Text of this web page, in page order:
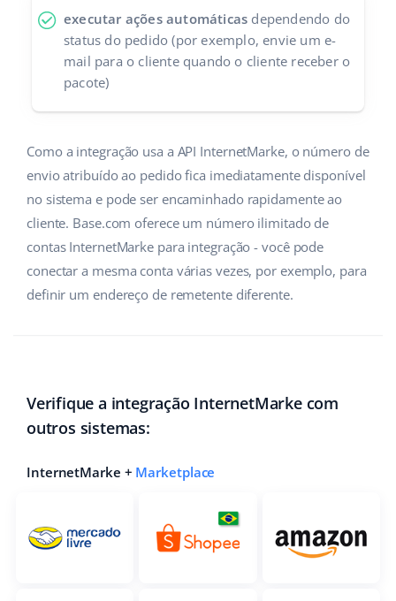
executar ações automáticas dependendo do
status do pedido (por exemplo, envie um e-
mail para o cliente quando o cliente receber o
pacote)
Como a integração usa a API InternetMarke, o número de
envio atribuído ao pedido fica imediatamente disponível
no sistema e pode ser encaminhado rapidamente ao
cliente. Base.com oferece um número ilimitado de
contas InternetMarke para integração - você pode
conectar a mesma conta várias vezes, por exemplo, para
definir um endereço de remetente diferente.
Verifique a integração InternetMarke com
outros sistemas:
InternetMarke + Marketplace